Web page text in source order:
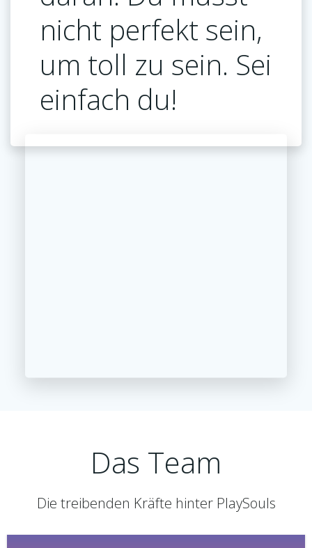
nicht perfekt sein,
um toll zu sein. Sei
einfach du!
Das Team
Die treibenden Kräfte hinter PlaySouls